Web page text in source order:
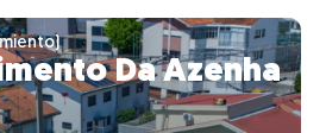
Da Azenha